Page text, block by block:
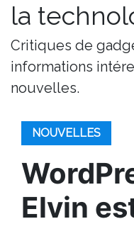
la
Critiques de
informations
nouvelles.
NOUVELLES
Elvin